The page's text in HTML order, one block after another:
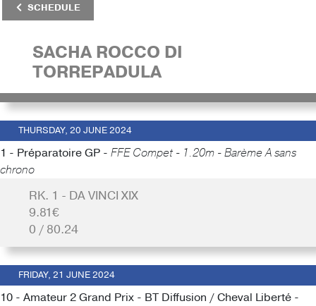
SCHEDULE
SACHA ROCCO DI
TORREPADULA
THURSDAY, 20 JUNE 2024
1 - Préparatoire GP - FFE Compet - 1.20m - Barème A sans
chrono
RK. 1 - DA VINCI XIX
9.81€
0 / 80.24
FRIDAY, 21 JUNE 2024
10 - Amateur 2 Grand Prix - BT Diffusion / Cheval Liberté -